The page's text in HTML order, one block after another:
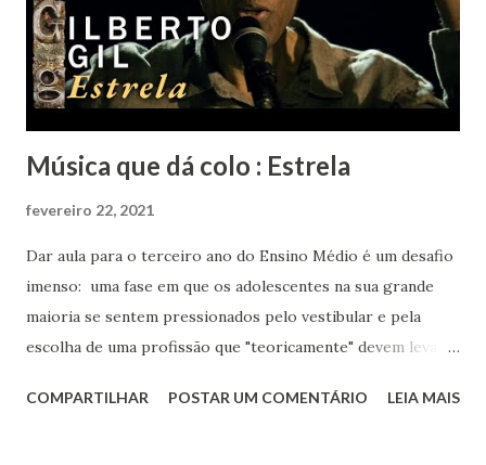
Música que dá colo : Estrela
fevereiro 22, 2021
Dar aula para o terceiro ano do Ensino Médio é um desafio
imenso: uma fase em que os adolescentes na sua grande
maioria se sentem pressionados pelo vestibular e pela
escolha de uma profissão que "teoricamente" devem levar
gostava muito de música, de livros, de escrever, de falar e
COMPARTILHAR POSTAR UM COMENTÁRIO LEIA MAIS